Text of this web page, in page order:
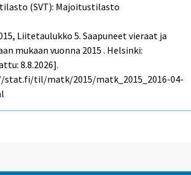
(SVT): Majoitustilasto
Liitetaulukko 5. Saapuneet vieraat ja
mukaan vuonna 2015 . Helsinki:
8.8.2026].
stat.fi/til/matk/2015/matk_2015_2016-04-